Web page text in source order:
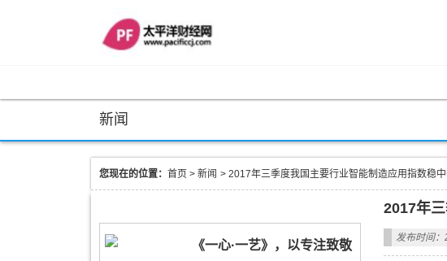
新闻
您现在的位置： 首页 > 新闻 > 2017年三季度我国主要行业智能制造应用指数稳
《一心·一艺》，以专注致敬
2017年
发布时间